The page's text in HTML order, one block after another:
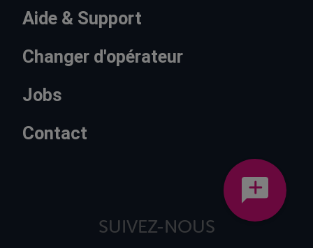
Aide & Support
Changer d'opérateur
Jobs
Contact
SUIVEZ-NOUS